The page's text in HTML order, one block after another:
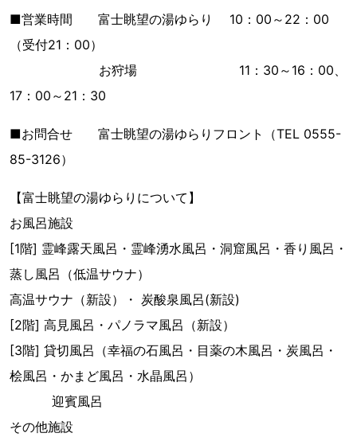
■営業時間 富士眺望の湯ゆらり 10：00～22：00
（受付21：00）
お狩場 11：30～16：00、
17：00～21：30
■お問合せ 富士眺望の湯ゆらりフロント（TEL 0555-
85-3126）
【富士眺望の湯ゆらりについて】
お風呂施設
[1階] 霊峰露天風呂・霊峰湧水風呂・洞窟風呂・香り風呂・
蒸し風呂（低温サウナ）
高温サウナ（新設）・ 炭酸泉風呂(新設)
[2階] 高見風呂・パノラマ風呂（新設）
[3階] 貸切風呂（幸福の石風呂・目薬の木風呂・炭風呂・
桧風呂・かまど風呂・水晶風呂）
迎賓風呂
その他施設